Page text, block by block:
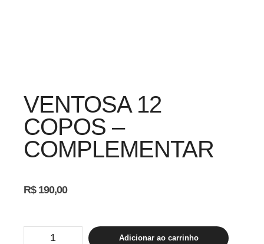
VENTOSA 12
COPOS –
COMPLEMENTAR
R$190,00
Adicionar ao carrinho